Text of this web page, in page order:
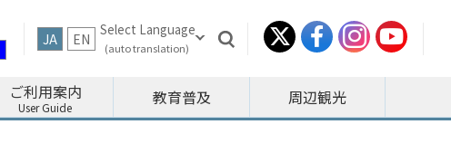
JA EN
ご利用案内 教育普及 周辺観光